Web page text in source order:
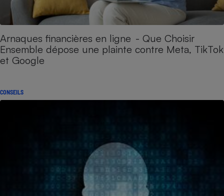
Arnaques financières en ligne - Que Choisir
Ensemble dépose une plainte contre Meta, TikTok
et Google
CONSEILS